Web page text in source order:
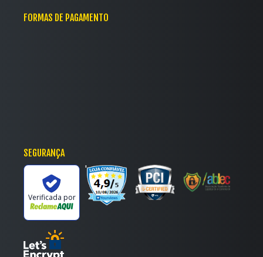
FORMAS DE PAGAMENTO
SEGURANÇA
Verificada por
'